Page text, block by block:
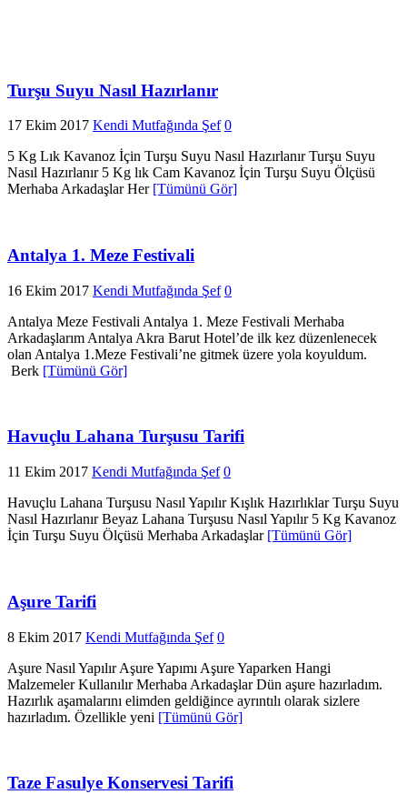
Turşu Suyu Nasıl Hazırlanır
17 Ekim 2017 Kendi Mutfağında Şef 0
5 Kg Lık Kavanoz İçin Turşu Suyu Nasıl Hazırlanır Turşu Suyu
Nasıl Hazırlanır 5 Kg lık Cam Kavanoz İçin Turşu Suyu Ölçüsü
Merhaba Arkadaşlar Her [Tümünü Gör]
Antalya 1. Meze Festivali
16 Ekim 2017 Kendi Mutfağında Şef 0
Antalya Meze Festivali Antalya 1. Meze Festivali Merhaba
Arkadaşlarım Antalya Akra Barut Hotel’de ilk kez düzenlenecek
olan Antalya 1.Meze Festivali’ne gitmek üzere yola koyuldum.
Berk [Tümünü Gör]
Havuçlu Lahana Turşusu Tarifi
11 Ekim 2017 Kendi Mutfağında Şef 0
Havuçlu Lahana Turşusu Nasıl Yapılır Kışlık Hazırlıklar Turşu Suyu
Nasıl Hazırlanır Beyaz Lahana Turşusu Nasıl Yapılır 5 Kg Kavanoz
İçin Turşu Suyu Ölçüsü Merhaba Arkadaşlar [Tümünü Gör]
Aşure Tarifi
8 Ekim 2017 Kendi Mutfağında Şef 0
Aşure Nasıl Yapılır Aşure Yapımı Aşure Yaparken Hangi
Malzemeler Kullanılır Merhaba Arkadaşlar Dün aşure hazırladım.
Hazırlık aşamalarını elimden geldiğince ayrıntılı olarak sizlere
hazırladım. Özellikle yeni [Tümünü Gör]
Taze Fasulye Konservesi Tarifi